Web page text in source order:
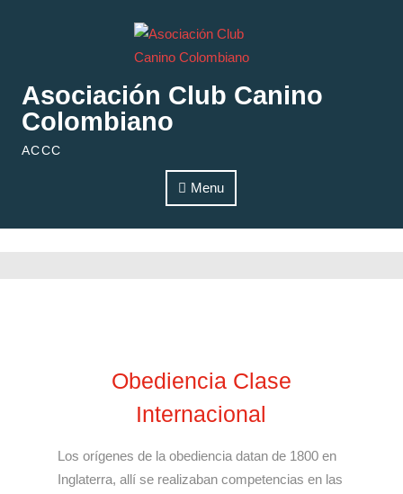
Asociación Club Canino
Colombiano
ACCC
Menu
Obediencia Clase
Internacional
Los orígenes de la obediencia datan de 1800 en
Inglaterra, allí se realizaban competencias en las